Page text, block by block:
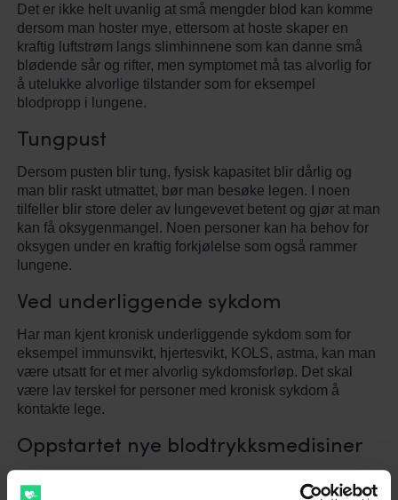
Det er ikke helt uvanlig at små mengder blod kan komme
dersom man hoster mye, ettersom at hoste skaper en
kraftig luftstrøm langs slimhinnene som kan danne små
blødende sår og rifter, men symptomet må tas alvorlig for
å utelukke alvorlige tilstander som for eksempel
blodpropp i lungene.
Tungpust
Dersom pusten blir tung, fysisk kapasitet blir dårlig og
man blir raskt utmattet, bør man besøke legen. I noen
tilfeller blir store deler av lungevevet betent og gjør at man
kan få oksygenmangel. Noen personer kan ha behov for
oksygen under en kraftig forkjølelse som også rammer
lungene.
Ved underliggende sykdom
Har man kjent kronisk underliggende sykdom som for
eksempel immunsvikt, hjertesvikt, KOLS, astma, kan man
være utsatt for et mer alvorlig sykdomsforløp. Det skal
være lav terskel for personer med kronisk sykdom å
kontakte lege.
Oppstartet nye blodtrykksmedisiner